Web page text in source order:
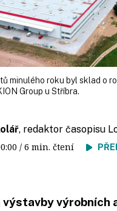
minulého roku byl sklad o
Group u Stříbra.
, redaktor časopisu
/ 6 min. čtení
výrobních